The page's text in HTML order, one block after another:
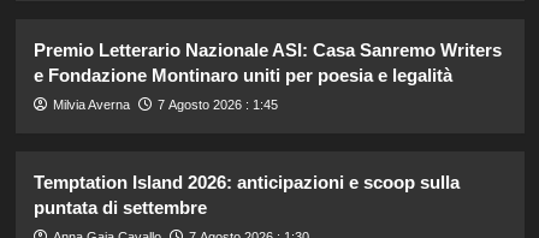
5
Sabrina dopo il falò con Giovanni:
verità inaspettate svelate.
Grande Fratello Vip? Claudia Dionigi
svela la verità.
Premio Letterario Nazionale ASI: Casa Sanremo Writers
e Fondazione Montinaro uniti per poesia e legalità
Milvia Averna 7 Agosto 2026 : 1:45
Temptation Island 2026: anticipazioni e scoop sulla
puntata di settembre